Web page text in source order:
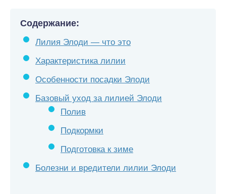
Содержание:
Лилия Элоди — что это
Характеристика лилии
Особенности посадки Элоди
Базовый уход за лилией Элоди
Полив
Подкормки
Подготовка к зиме
Болезни и вредители лилии Элоди